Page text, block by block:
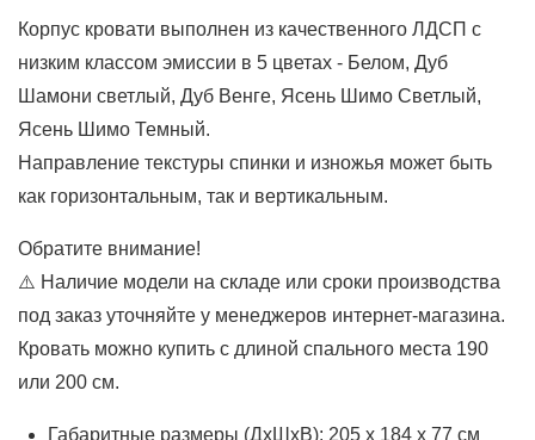
Корпус кровати выполнен из качественного ЛДСП с
низким классом эмиссии в 5 цветах - Белом, Дуб
Шамони светлый, Дуб Венге, Ясень Шимо Светлый,
Ясень Шимо Темный.
Направление текстуры спинки и изножья может быть
как горизонтальным, так и вертикальным.
Обратите внимание!
⚠️ Наличие модели на складе или сроки производства
под заказ уточняйте у менеджеров интернет-магазина.
Кровать можно купить с длиной спального места 190
или 200 см.
Габаритные размеры (ДхШхВ): 205 х 184 х 77 см